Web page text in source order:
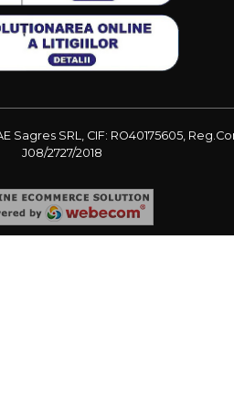
Sagres SRL, CIF: RO40175605,
J08/2727/2018